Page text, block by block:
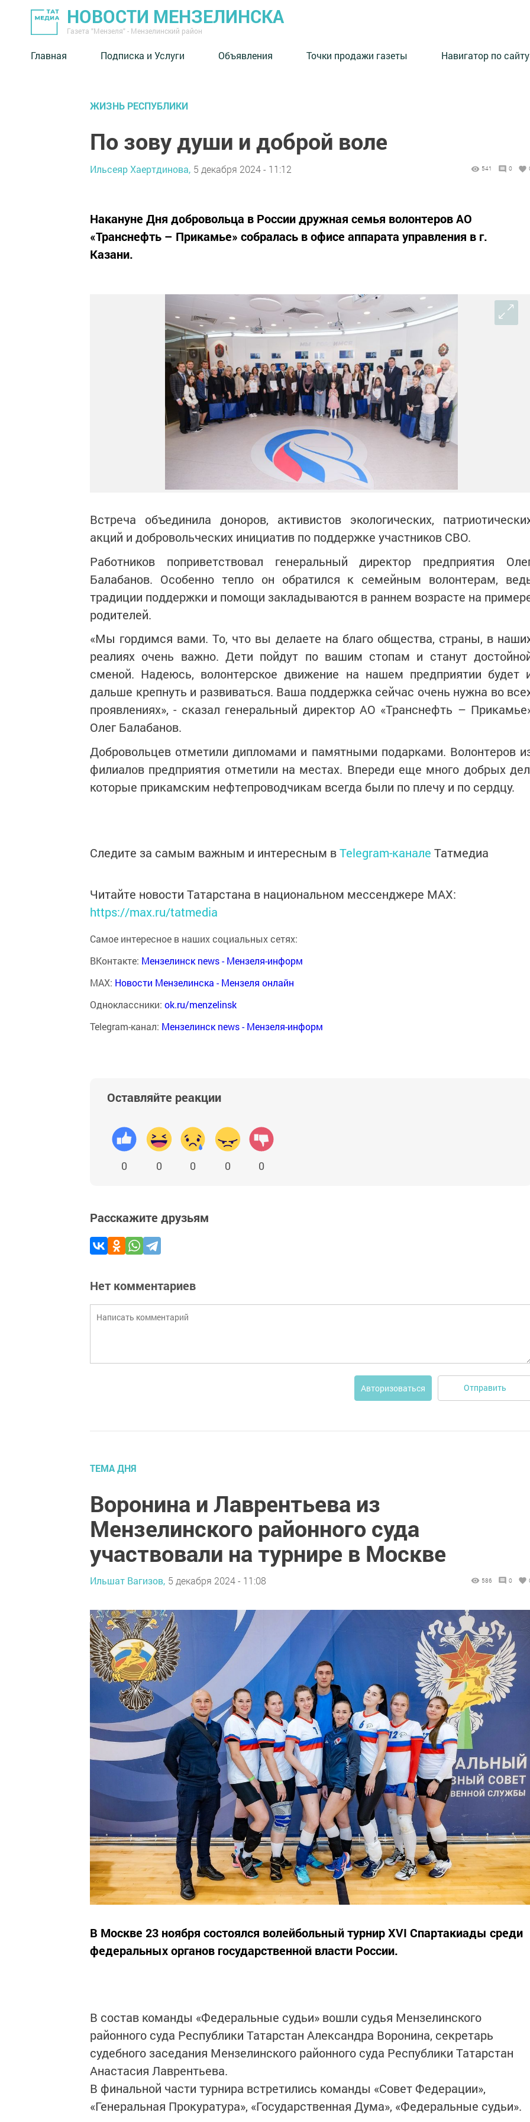
НОВОСТИ МЕНЗЕЛИНСКА
Газета "Мензеля" - Мензелинский район
Главная Подписка и Услуги Объявления Точки продажи газеты Навигатор по сайту
ЖИЗНЬ РЕСПУБЛИКИ
По зову души и доброй воле
Ильсеяр Хаертдинова, 5 декабря 2024 - 11:12 541 0
Накануне Дня добровольца в России дружная семья волонтеров АО
«Транснефть – Прикамье» собралась в офисе аппарата управления в г.
Казани.
Встреча объединила доноров, активистов экологических,
акций и добровольческих инициатив по поддержке участников СВО.
Работников поприветствовал генеральный директор предприятия
Балабанов. Особенно тепло он обратился к семейным волонтерам,
традиции поддержки и помощи закладываются в раннем возрасте на
родителей.
«Мы гордимся вами. То, что вы делаете на благо общества, страны, в
реалиях очень важно. Дети пойдут по вашим стопам и станут
сменой. Надеюсь, волонтерское движение на нашем предприятии будет
дальше крепнуть и развиваться. Ваша поддержка сейчас очень нужна во
проявлениях», - сказал генеральный директор АО «Транснефть –
Олег Балабанов.
Добровольцев отметили дипломами и памятными подарками. Волонтеров
филиалов предприятия отметили на местах. Впереди еще много добрых
которые прикамским нефтепроводчикам всегда были по плечу и по сердцу.
Следите за самым важным и интересным вTelegram-канале Татмедиа
Читайте новости Татарстана в национальном мессенджере MАХ:
https://max.ru/tatmedia
Самое интересное в наших социальных сетях:
ВКонтакте: Мензелинск news - Мензеля-информ
MAX: Новости Мензелинска - Мензеля онлайн
Одноклассники: ok.ru/menzelinsk
Telegram-канал: Мензелинск news - Мензеля-информ
Оставляйте реакции
0 0 0 0 0
Расскажите друзьям
Нет комментариев
Авторизоваться Отправить
ТЕМА ДНЯ
Воронина и Лаврентьева из
Мензелинского районного суда
участвовали на турнире в Москве
Ильшат Вагизов, 5 декабря 2024 - 11:08 586 0
В Москве 23 ноября состоялся волейбольный турнир XVI Спартакиады среди
федеральных органов государственной власти России.
В состав команды «Федеральные судьи» вошли судья Мензелинского
районного суда Республики Татарстан Александра Воронина, секретарь
судебного заседания Мензелинского районного суда Республики Татарстан
Анастасия Лаврентьева.
В финальной части турнира встретились команды «Совет Федерации»,
«Генеральная Прокуратура», «Государственная Дума», «Федеральные судьи».